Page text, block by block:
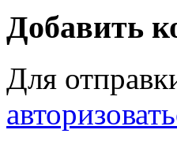
Добавить
Для